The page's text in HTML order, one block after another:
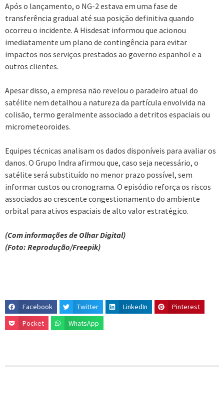
Após o lançamento, o NG-2 estava em uma fase de
transferência gradual até sua posição definitiva quando
ocorreu o incidente. A Hisdesat informou que acionou
imediatamente um plano de contingência para evitar
impactos nos serviços prestados ao governo espanhol e a
outros clientes.
Apesar disso, a empresa não revelou o paradeiro atual do
satélite nem detalhou a natureza da partícula envolvida na
colisão, termo geralmente associado a detritos espaciais ou
micrometeoroides.
Equipes técnicas analisam os dados disponíveis para avaliar os
danos. O Grupo Indra afirmou que, caso seja necessário, o
satélite será substituído no menor prazo possível, sem
informar custos ou cronograma. O episódio reforça os riscos
associados ao crescente congestionamento do ambiente
orbital para ativos espaciais de alto valor estratégico.
(Com informações de Olhar Digital)
(Foto: Reprodução/Freepik)
Facebook Twitter LinkedIn
Pinterest
Pocket
WhatsApp